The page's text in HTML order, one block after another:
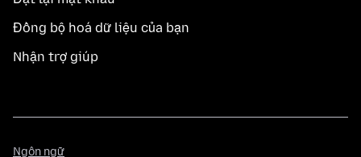
Đồng bộ hoá dữ liệu của bạn
Nhận trợ giúp
Ngôn ngữ